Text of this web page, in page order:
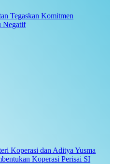
Tegaskan Komitmen
Negatif
Koperasi dan Aditya Yusma
Koperasi Perisai SI